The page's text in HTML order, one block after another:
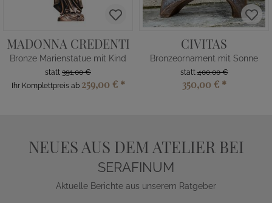
MADONNA CREDENTI
Bronze Marienstatue mit Kind
statt 391,00 €
Ihr Komplettpreis ab 259,00 € *
CIVITAS
Bronzeornament mit Sonne
statt400,00 €
350,00 € *
NEUES AUS DEM ATELIER BEI
SERAFINUM
Aktuelle Berichte aus unserem Ratgeber